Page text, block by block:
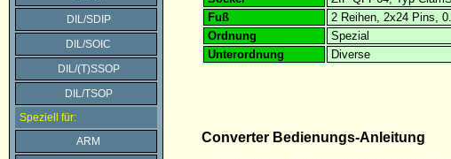
DIL/SDIP
DIL/SOIC
DIL/(T)SSOP
DIL/TSOP
Speziell für:
ARM
Fuß
2 Reihen, 2x24 Pins,
Ordnung
Spezial
Unterordnung
Diverse
Converter Bedienungs-Anleitung